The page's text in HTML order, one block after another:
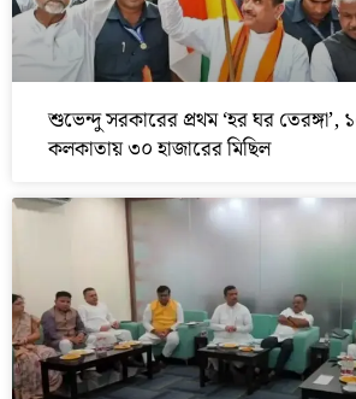
শুভেন্দু সরকারের প্রথম ‘হর ঘর
কলকাতায় ৩০ হাজারের মিছিল